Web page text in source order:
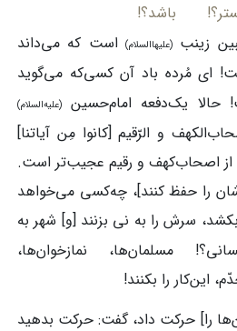
باشد؟!
زینب(علیهاالسلام) است که می‌داند
ای مُرده باد آن کسی‌که می‌گوید
حالا یک‌دفعه امام‌حسین (علیه‌السلام)
و الرّقیم [کانوا مِن آیاتنا]
از اصحاب‌کهف و رقیم عجیب‌تر است.
را حفظ کنند]، چه‌کسی می‌خواهد
سرش را به نی بزنند [و] شهر به
مسلمان‌ها، نمازخوان‌ها،
این‌کار را بکنند!
را] حرکت داد، گفت: حرکت بدهید